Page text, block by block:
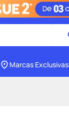
Marcas Exclusivas